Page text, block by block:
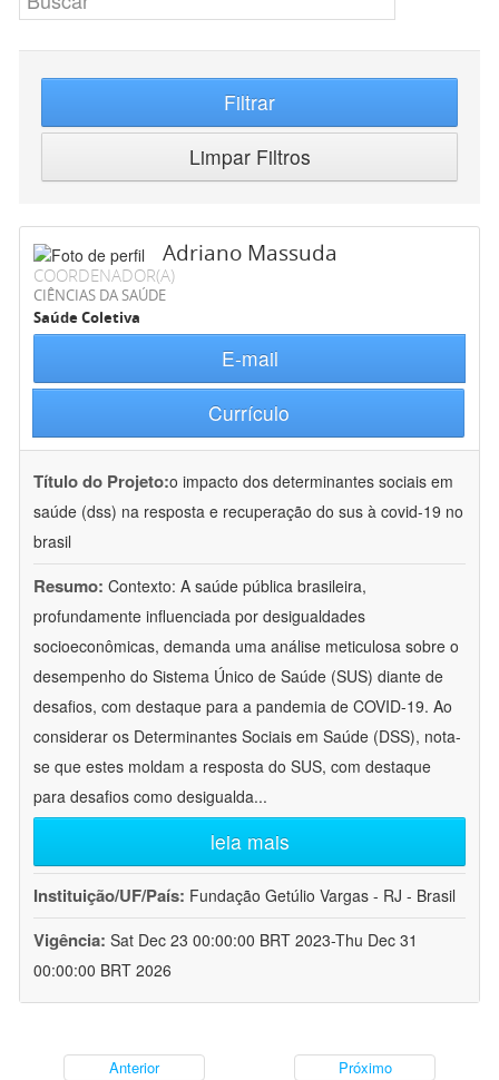
Filtrar
Limpar Filtros
Adriano Massuda
COORDENADOR(A)
CIÊNCIAS DA SAÚDE
Saúde Coletiva
E-mail
Currículo
Título do Projeto:o impacto dos determinantes sociais em
saúde (dss) na resposta e recuperação do sus à covid-19 no
brasil
Resumo: Contexto: A saúde pública brasileira,
profundamente influenciada por desigualdades
socioeconômicas, demanda uma análise meticulosa sobre o
desempenho do Sistema Único de Saúde (SUS) diante de
desafios, com destaque para a pandemia de COVID-19. Ao
considerar os Determinantes Sociais em Saúde (DSS), nota-
se que estes moldam a resposta do SUS, com destaque
para desafios como desigualda...
leia mais
Instituição/UF/País: Fundação Getúlio Vargas - RJ - Brasil
Vigência: Sat Dec 23 00:00:00 BRT 2023-Thu Dec 31
00:00:00 BRT 2026
Anterior Próximo